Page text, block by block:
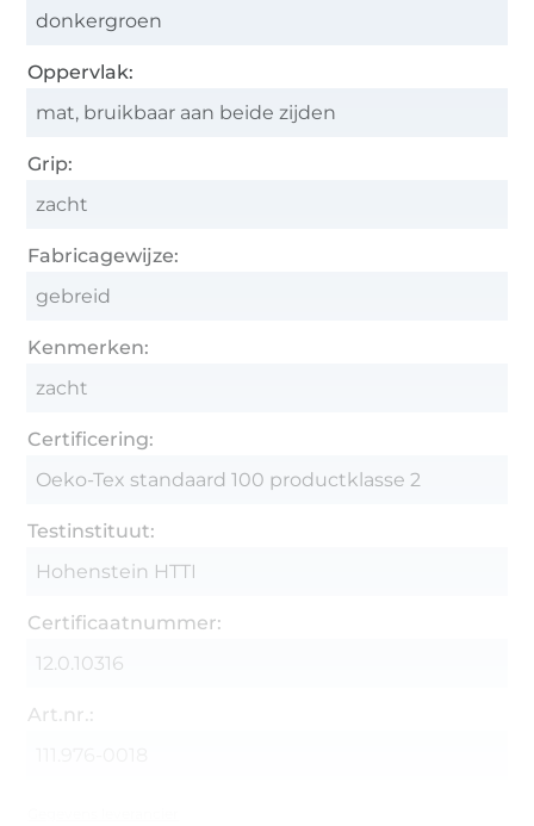
donkergroen
Oppervlak:
mat, bruikbaar aan beide zijden
Grip:
zacht
Fabricagewijze:
gebreid
Kenmerken:
zacht
Certificering:
Oeko-Tex standaard 100 productklasse 2
Testinstituut:
Hohenstein HTTI
Certificaatnummer:
12.0.10316
Art.nr.: